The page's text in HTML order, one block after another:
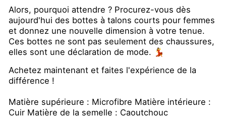
Alors, pourquoi attendre ? Procurez-vous dès
aujourd'hui des bottes à talons courts pour femmes
et donnez une nouvelle dimension à votre tenue.
Ces bottes ne sont pas seulement des chaussures,
elles sont une déclaration de mode. 💃
Achetez maintenant et faites l'expérience de la
différence !
Matière supérieure : Microfibre Matière intérieure :
Cuir Matière de la semelle : Caoutchouc